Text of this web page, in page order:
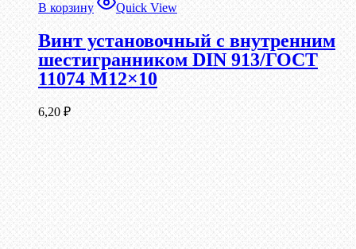
В корзину Quick View
Винт установочный с внутренним
шестигранником DIN 913/ГОСТ
11074 М12×10
6,20 ₽